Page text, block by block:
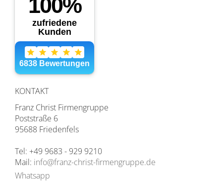
KONTAKT
Franz Christ Firmengruppe
Poststraße 6
95688 Friedenfels
Tel: +49 9683 - 929 9210
Mail: info@franz-christ-firmengruppe.de
Whatsapp